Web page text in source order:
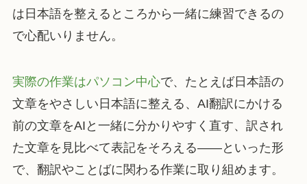
は日本語を整えるところから一緒に練習できるの
で心配いりません。
実際の作業はパソコン中心で、たとえば日本語の
文章をやさしい日本語に整える、AI翻訳にかける
前の文章をAIと一緒に分かりやすく直す、訳され
た文章を見比べて表記をそろえる——といった形
で、翻訳やことばに関わる作業に取り組めます。